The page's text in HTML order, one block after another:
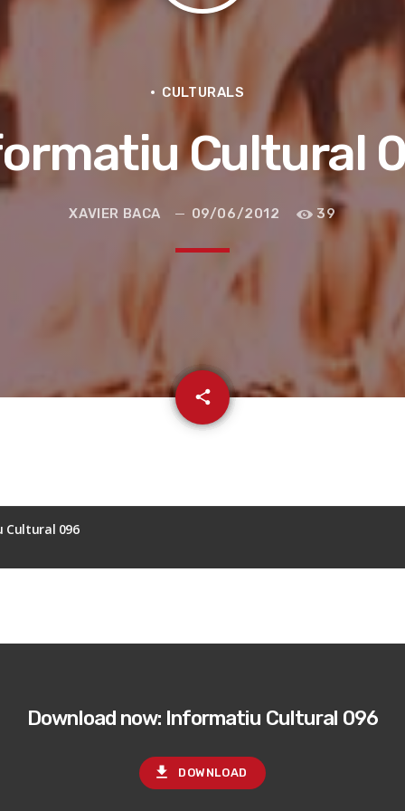
la ruta de la seda
CULTURALS
Cultural
XAVIER BACA 09/06/2012 39
share
email
096
Download now: Informatiu Cultural 096
file_download DOWNLOAD